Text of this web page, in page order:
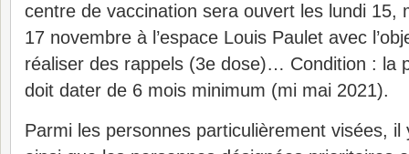
centre de vaccination sera ouvert les lundi 15,
17 novembre à l’espace Louis Paulet avec
réaliser des rappels (3e dose)… Condition : la
doit dater de 6 mois minimum (mi mai 2021).
Parmi les personnes particulièrement visées,